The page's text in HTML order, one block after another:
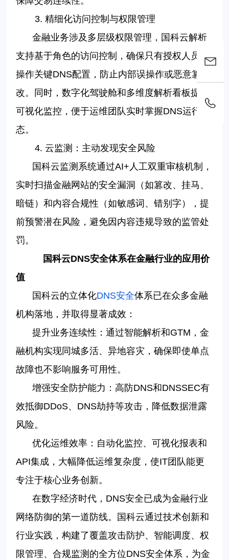
3.精细化访问控制与权限管理
金融业务涉及多层级权限管理，国科云解析
支持基于角色的访问控制，确保只有授权人员可
操作关键DNS配置，防止内部误操作或恶意篡
改。同时，数字化驾驶舱和多维度解析看板提供
可视化监控，便于运维团队实时掌握DNS运行状
态。
4. 云监测：主动发现安全风险
国科云监测系统通过AI+ 人工双重审核机制，
实时扫描金融网站的安全漏洞（如篡改、挂马、
暗链）和内容合规性（如敏感词、错别字），提
前预警潜在风险，避免因内容违规导致的监管处
罚。
国科云DNS安全体系在金融行业的应用价
值
国科云的立体化DNS安全体系已在众多金融
机构落地，并取得显著成效：
提升业务连续性：通过智能解析和GTM ，金
融机构实现同城多活、异地容灾，确保即使单点
故障也不影响服务可用性。
增强安全防护能力：高防DNS和DNSSEC有
效抵御DDoS、 DNS劫持等攻击，降低数据泄露
风险。
优化运维效率：自动化监控、可视化报表和
API集成，大幅降低运维复杂度，使IT团队能更
专注于核心业务创新。
在数字经济时代， DNS安全已成为金融行业
网络防御的第一道防线。国科云通过技术创新和
行业实践，构建了覆盖攻击防护、智能调度、权
限管理、合规监测的全方位DNS安全体系，为金